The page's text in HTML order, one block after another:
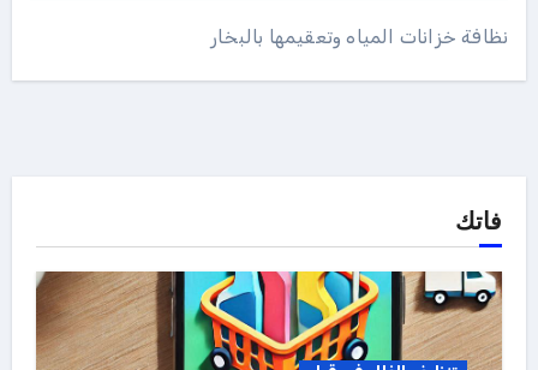
نظافة خزانات المياه وتعقيمها بالبخار
فاتك